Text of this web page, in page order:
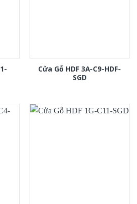
Cửa Gỗ HDF 3A-C9-HDF-
SGD